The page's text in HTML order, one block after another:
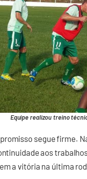
Equipe realizou treino
segue firme.
aos
a vitória na última